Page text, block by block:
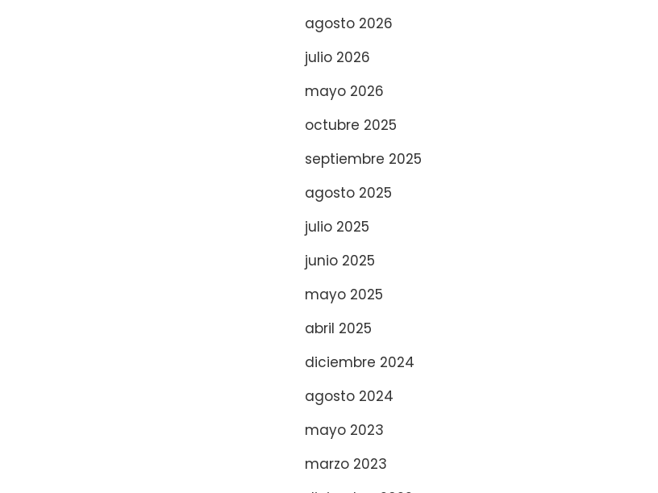
agosto 2026
julio 2026
mayo 2026
octubre 2025
septiembre 2025
agosto 2025
julio 2025
junio 2025
mayo 2025
abril 2025
diciembre 2024
agosto 2024
mayo 2023
marzo 2023